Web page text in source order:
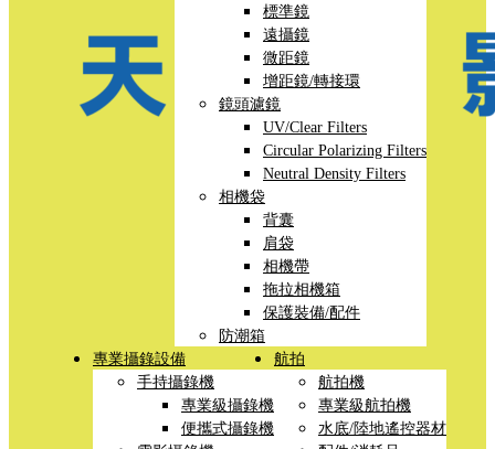
標準鏡
遠攝鏡
微距鏡
增距鏡/轉接環
鏡頭濾鏡
UV/Clear Filters
Circular Polarizing Filters
Neutral Density Filters
相機袋
背囊
肩袋
相機帶
拖拉相機箱
保護裝備/配件
防潮箱
專業攝錄設備
手持攝錄機
專業級攝錄機
便攜式攝錄機
航拍
航拍機
專業級航拍機
水底/陸地遙控器材